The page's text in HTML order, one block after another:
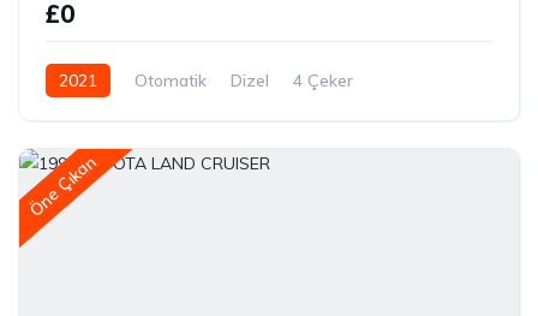
£0
2021 Otomatik Dizel 4 Çeker
Öne Çıkan